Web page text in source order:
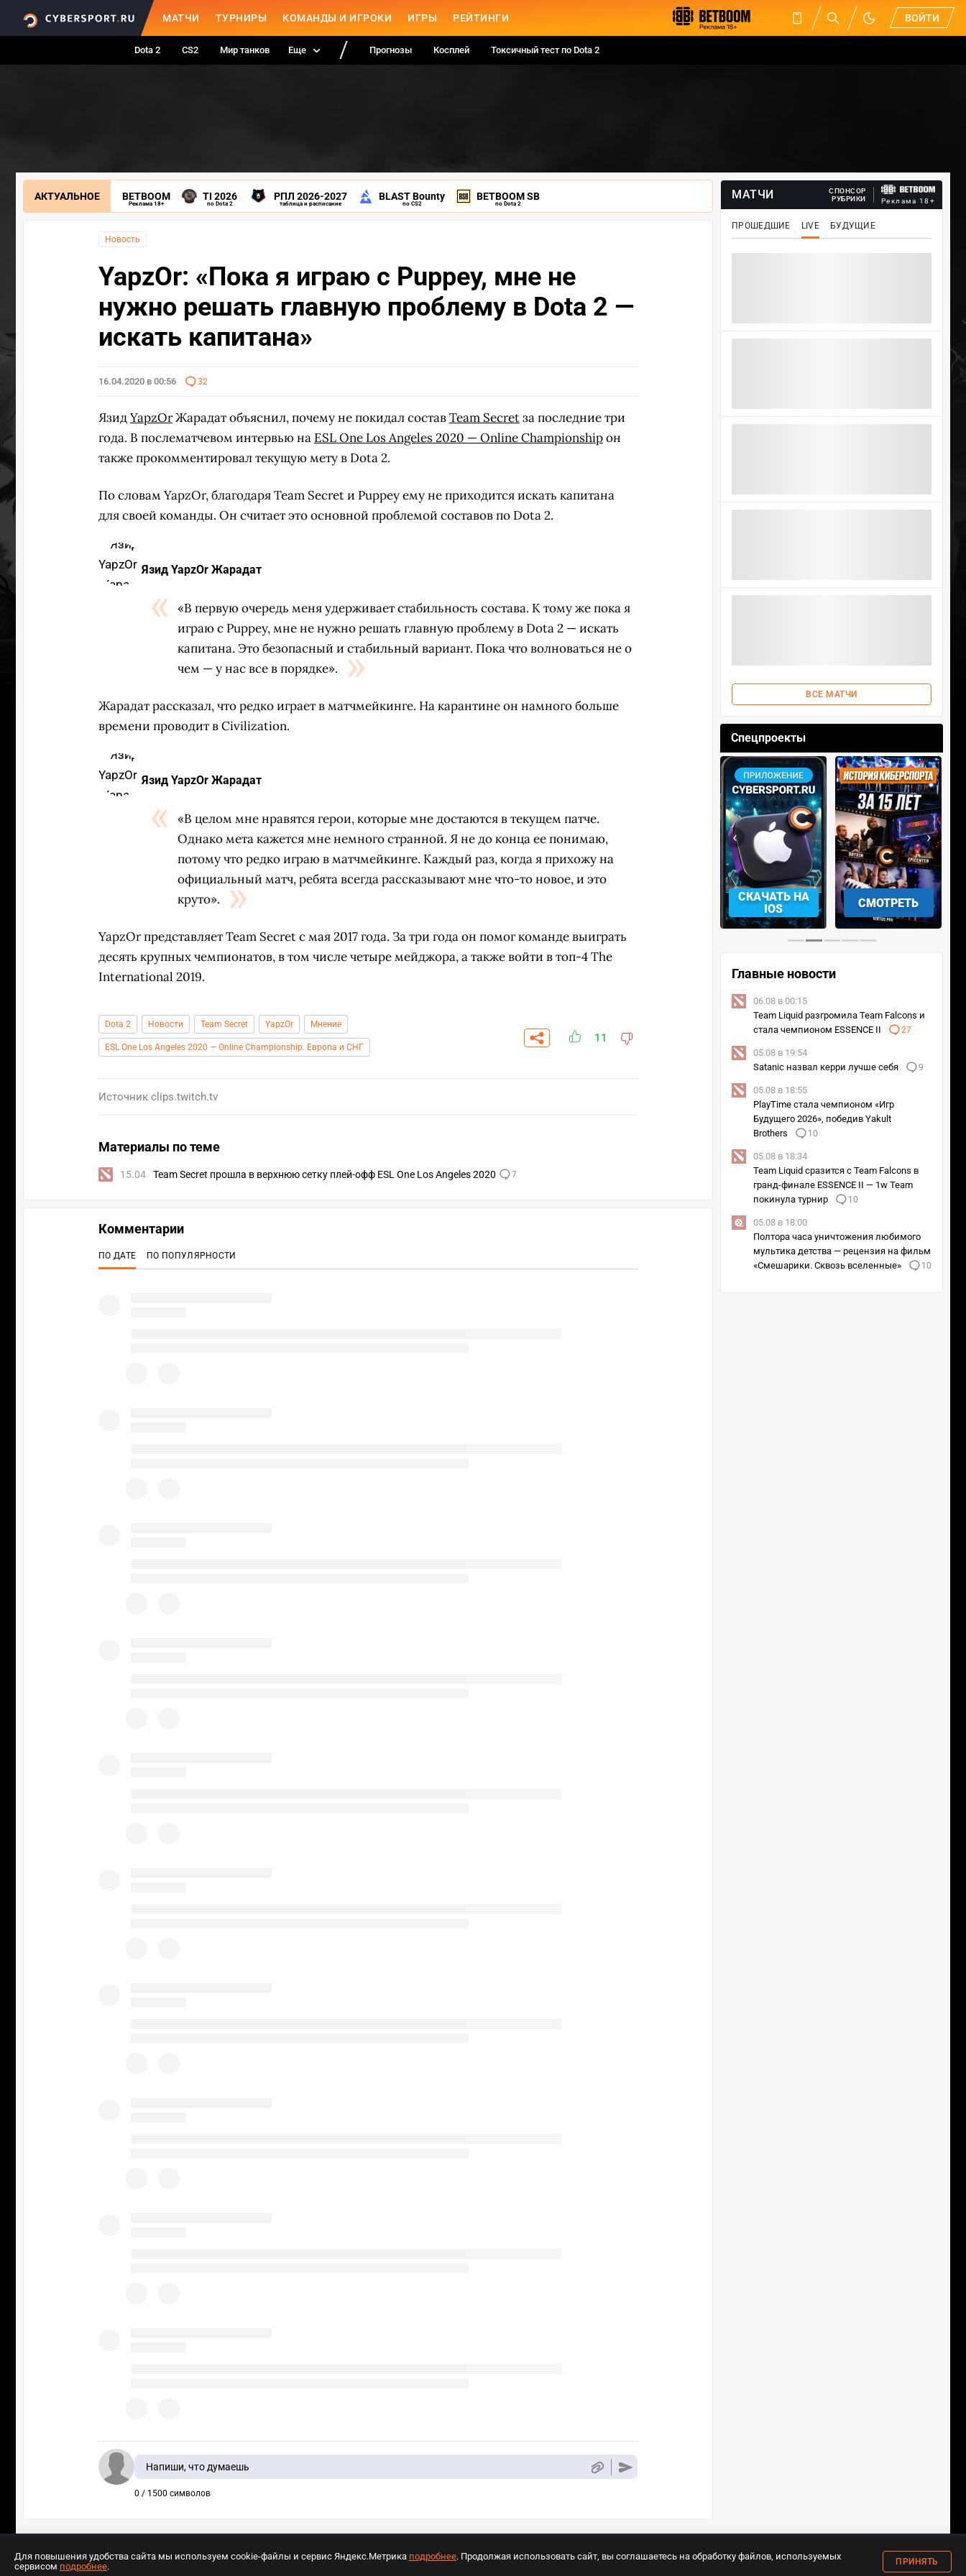
МАТЧИ ТУРНИРЫ КОМАНДЫ И ИГРОКИ ИГРЫ РЕЙТИНГИ ВОЙТИ
Dota 2 CS2 Мир танков Еще Прогнозы Косплей Токсичный тест по Dota 2
АКТУАЛЬНОЕ BETBOOM
Реклама 18+
TI 2026
по Dota 2
РПЛ 2026-2027
таблица и расписание
BLAST Bounty
по CS2
BETBOOM SB
по Dota 2
Новость
YapzOr: «Пока я играю с Puppey, мне не
нужно решать главную проблему в Dota 2 —
искать капитана»
16.04.2020 в 00:56 32
ЯзидYapzOrЖарадат объяснил, почему не покидал составTeam Secretза последние три
года. В послематчевом интервью на ESL One Los Angeles 2020 — Online Championshipон
также прокомментировал текущую мету в Dota 2.
По словам YapzOr, благодаря Team Secret и Puppey ему не приходится искать капитана
для своей команды. Он считает это основной проблемой составов по Dota 2.
Язид YapzOr Жарадат
«В первую очередь меня удерживает стабильность состава. К тому же пока я
играю с Puppey, мне не нужно решать главную проблему в Dota 2 — искать
капитана. Это безопасный и стабильный вариант. Пока что волноваться не о
чем — у нас все в порядке».
Жарадат рассказал, что редко играет в матчмейкинге. На карантине он намного больше
времени проводит в Civilization.
Язид YapzOr Жарадат
«В целом мне нравятся герои, которые мне достаются в текущем патче.
Однако мета кажется мне немного странной. Я не до конца ее понимаю,
потому что редко играю в матчмейкинге. Каждый раз, когда я прихожу на
официальный матч, ребята всегда рассказывают мне что-то новое, и это
круто».
YapzOr представляет Team Secret с мая 2017 года. За три года он помог команде выиграть
десять крупных чемпионатов, в том числе четыре мейджора, а также войти в топ-4 The
International 2019.
Dota 2 Новости Team Secret YapzOr Мнение
ESL One Los Angeles 2020 — Online Championship. Европа и СНГ
11
Источник clips.twitch.tv
Материалы по теме
15.04 Team Secret прошла в верхнюю сетку плей-офф ESL One Los Angeles 2020 7
МАТЧИ
СПОНСОР
РУБРИКИ
Реклама 18+
ПРОШЕДШИЕ LIVE БУДУЩИЕ
ВСЕ МАТЧИ
Спецпроекты
СМОТРЕТЬ УЧАСТВОВАТЬ
‹ ›
Главные новости
06.08 в 00:15
Team Liquid разгромила Team Falcons и
стала чемпионом ESSENCE II
27
05.08 в 19:54
Satanic назвал керри лучше себя
9
05.08 в 18:55
PlayTime стала чемпионом «Игр
Будущего 2026», победив Yakult
Brothers
10
05.08 в 18:34
Team Liquid сразится с Team Falcons в
гранд-финале ESSENCE II — 1w Team
покинула турнир
10
05.08 в 18:00
Полтора часа уничтожения любимого
мультика детства — рецензия на фильм
«Смешарики. Сквозь вселенные»
10
Комментарии
ПО ДАТЕ ПО ПОПУЛЯРНОСТИ
Напиши, что думаешь
0 / 1500 символов
18+
Для повышения удобства сайта мы используем cookie-файлы и сервис Яндекс.Метрика подробнее. Продолжая использовать сайт, вы соглашаетесь на обработку файлов, используемых
сервисом подробнее. ПРИНЯТЬ